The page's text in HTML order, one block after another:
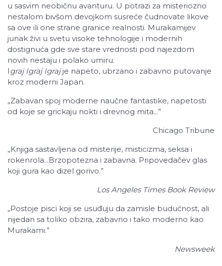
u sasvim neobičnu avanturu. U potrazi za misteriozno
nestalom bivšom devojkom susreće čudnovate likove
sa ove ili one strane granice realnosti. Murakamijev
junak živi u svetu visoke tehnologije i modernih
dostignuća gde sve stare vrednosti pod najezdom
novih nestaju i polako umiru.
Igraj Igraj Igrajje napeto, ubrzano i zabavno putovanje
kroz moderni Japan.
„Zabavan spoj moderne naučne fantastike, napetosti
od koje se grickaju nokti i drevnog mita...”
Chicago Tribune
„Knjiga sastavljena od misterije, misticizma, seksa i
rokenrola...Brzopotezna i zabavna. Pripovedačev glas
koji gura kao dizel gorivo.”
Los Angeles Times Book Review
„Postoje pisci koji se usuđuju da zamisle budućnost, ali
nijedan sa toliko obzira, zabavno i tako moderno kao
Murakami.”
Newsweek